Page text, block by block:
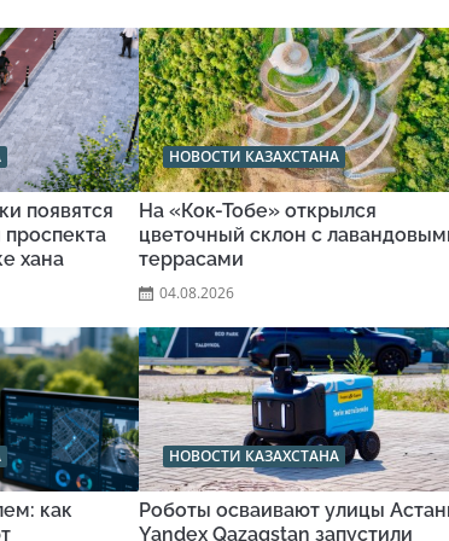
появятся
хана
НОВОСТИ КАЗАХСТАНА
На «Кок-Тобе» открылся
цветочный склон с
террасами
04.08.2026
как
НОВОСТИ КАЗАХСТАНА
Роботы осваивают улицы
Yandex Qazaqstan запустили